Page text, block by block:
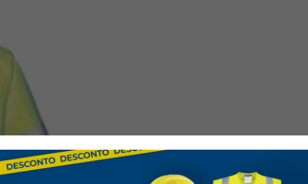
Porta-crachá